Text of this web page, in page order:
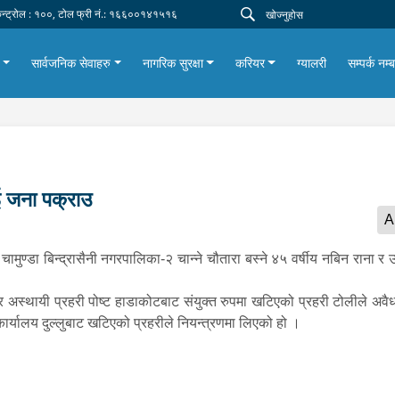
: १००, टोल फ्री नं.: १६६००१४१५१६
सार्वजनिक सेवाहरु नागरिक सुरक्षा करियर ग्यालरी सम्पर्क
जना पक्राउ
A
बिन्द्रासैनी नगरपालिका-२ चान्ने चौतारा बस्ने ४५ वर्षीय नबिन राना र
प्रहरी पोष्ट हाडाकोटबाट संयुक्त रुपमा खटिएको प्रहरी टोलीले
दुल्लुबाट खटिएको प्रहरीले नियन्त्रणमा लिएको हो ।